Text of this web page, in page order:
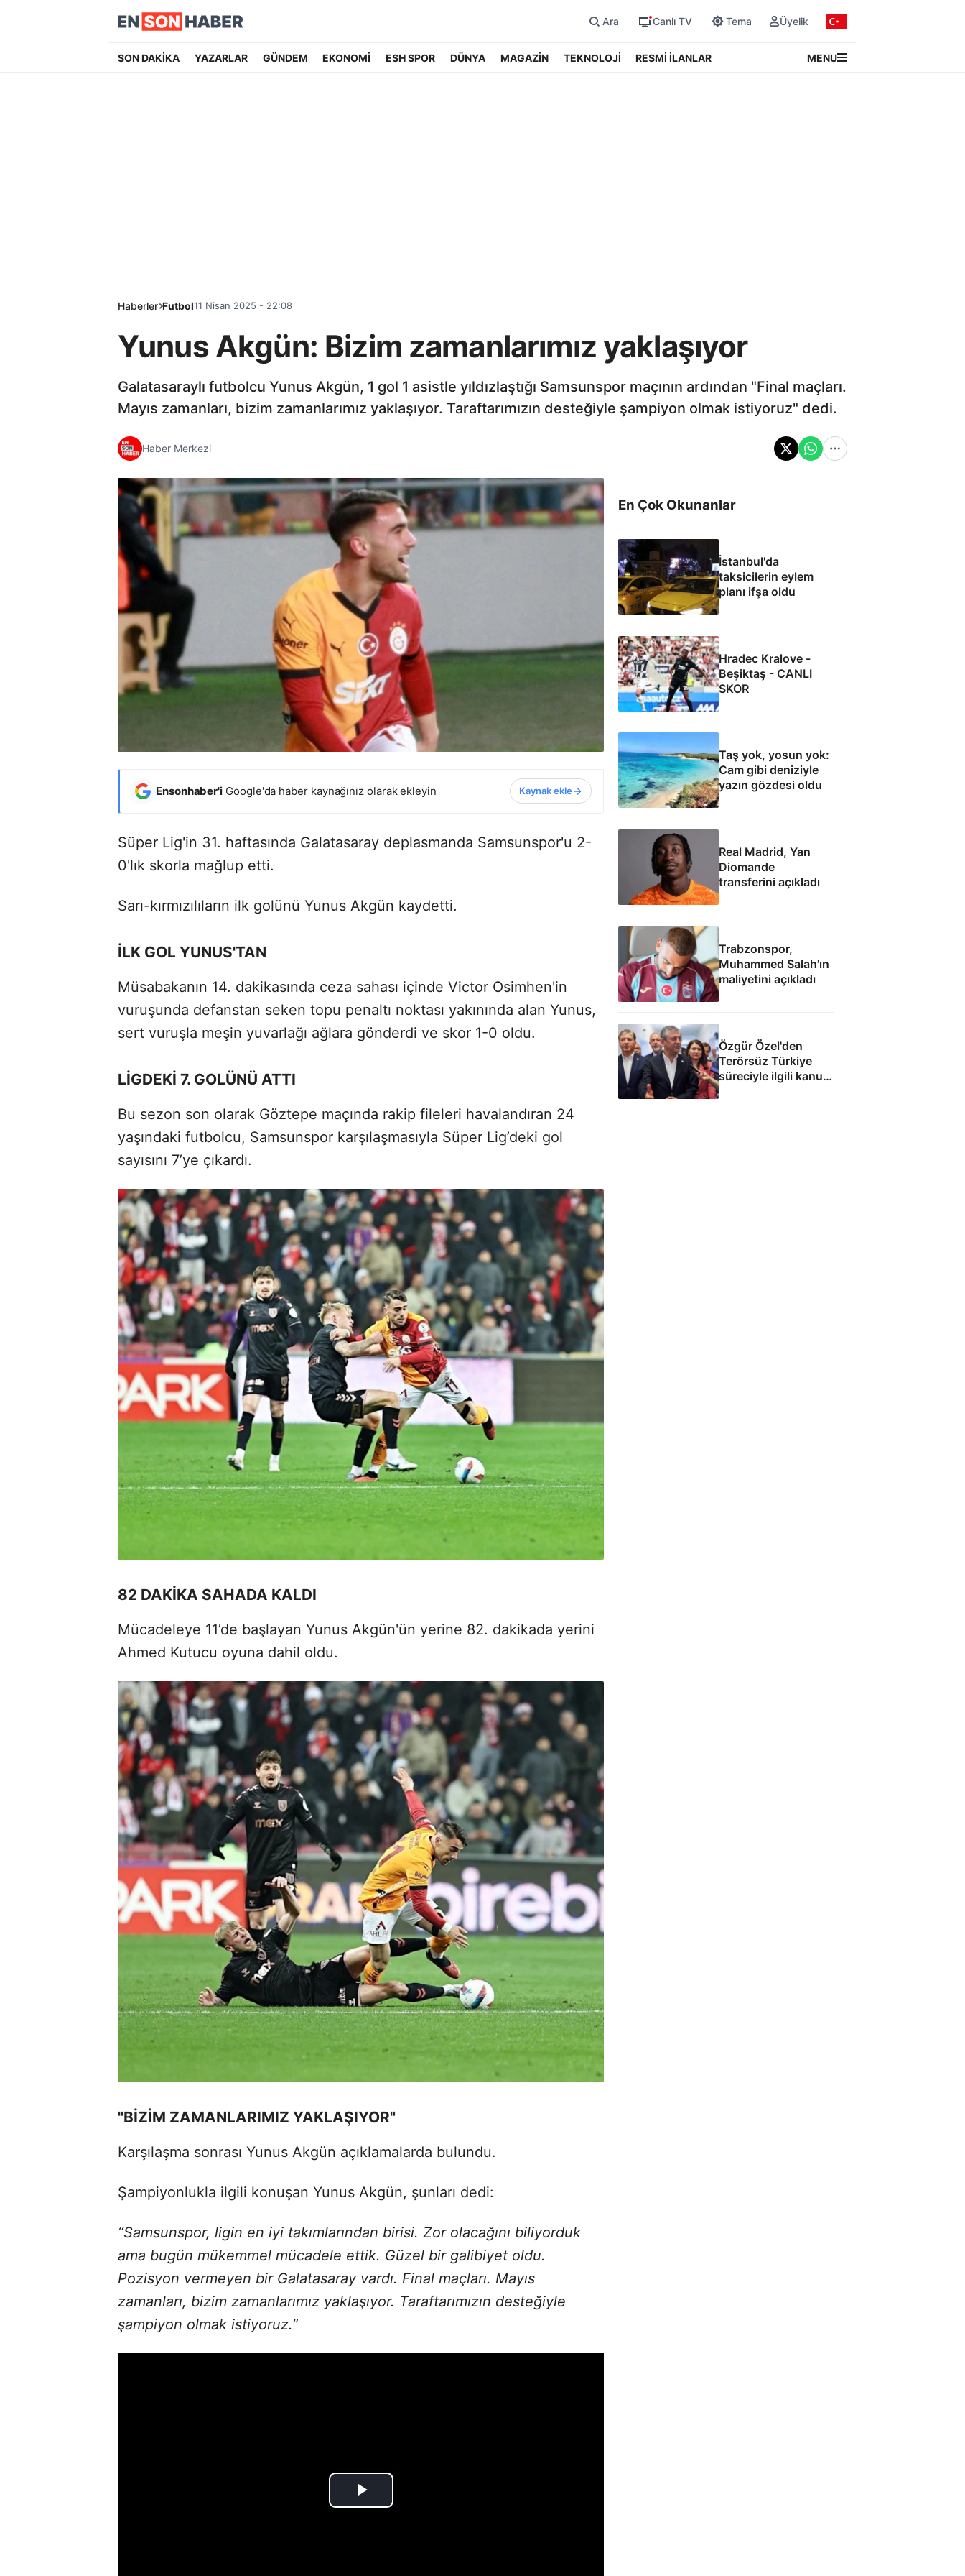
Ara Canlı TV Tema Üyelik
SON DAKİKA YAZARLAR GÜNDEM EKONOMİ ESH SPOR DÜNYA MAGAZİN TEKNOLOJİ RESMİ İLANLAR MENU
Haberler Futbol11 Nisan 2025 - 22:08
Yunus Akgün: Bizim zamanlarımız yaklaşıyor
Galatasaraylı futbolcu Yunus Akgün, 1 gol 1 asistle yıldızlaştığı Samsunspor maçının ardından "Final maçları.
Mayıs zamanları, bizim zamanlarımız yaklaşıyor. Taraftarımızın desteğiyle şampiyon olmak istiyoruz" dedi.
Haber Merkezi
Ensonhaber'i Google'da haber kaynağınız olarak ekleyin Kaynak ekle
Süper Lig'in 31. haftasında Galatasaray deplasmanda Samsunspor'u 2-
0'lık skorla mağlup etti.
Sarı-kırmızılıların ilk golünü Yunus Akgün kaydetti.
İLK GOL YUNUS'TAN
Müsabakanın 14. dakikasında ceza sahası içinde Victor Osimhen'in
vuruşunda defanstan seken topu penaltı noktası yakınında alan Yunus,
sert vuruşla meşin yuvarlağı ağlara gönderdi ve skor 1-0 oldu.
LİGDEKİ 7. GOLÜNÜ ATTI
Bu sezon son olarak Göztepe maçında rakip fileleri havalandıran 24
yaşındaki futbolcu, Samsunspor karşılaşmasıyla Süper Lig’deki gol
sayısını 7’ye çıkardı.
82 DAKİKA SAHADA KALDI
Mücadeleye 11’de başlayan Yunus Akgün'ün yerine 82. dakikada yerini
Ahmed Kutucu oyuna dahil oldu.
"BİZİM ZAMANLARIMIZ YAKLAŞIYOR"
Karşılaşma sonrası Yunus Akgün açıklamalarda bulundu.
Şampiyonlukla ilgili konuşan Yunus Akgün, şunları dedi:
“Samsunspor, ligin en iyi takımlarından birisi. Zor olacağını biliyorduk
ama bugün mükemmel mücadele ettik. Güzel bir galibiyet oldu.
Pozisyon vermeyen bir Galatasaray vardı. Final maçları. Mayıs
zamanları, bizim zamanlarımız yaklaşıyor. Taraftarımızın desteğiyle
şampiyon olmak istiyoruz.”
En Çok Okunanlar
İstanbul'da
taksicilerin eylem
planı ifşa oldu
Hradec Kralove -
Beşiktaş - CANLI
SKOR
Taş yok, yosun yok:
Cam gibi deniziyle
yazın gözdesi oldu
Real Madrid, Yan
Diomande
transferini açıkladı
Trabzonspor,
Muhammed Salah'ın
maliyetini açıkladı
Özgür Özel'den
Terörsüz Türkiye
süreciyle ilgili kanun
teklifine: İmza atma